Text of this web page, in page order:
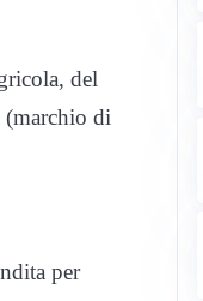
del
di
per